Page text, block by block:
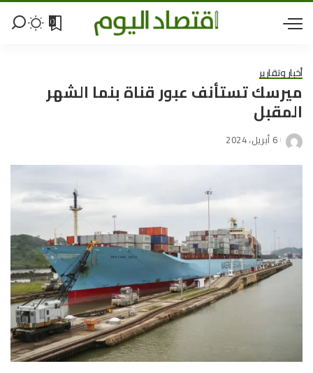
0
أخبار وتقارير
ميرسك تستأنف عبور قناة بنما الشهر
المقبل
6 أبريل، 2024